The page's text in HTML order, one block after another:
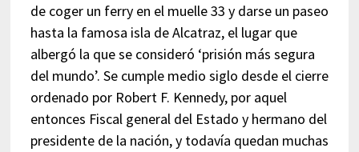
de coger un ferry en el muelle 33 y darse un paseo
hasta la famosa isla de Alcatraz, el lugar que
albergó la que se consideró ‘prisión más segura
del mundo’. Se cumple medio siglo desde el cierre
ordenado por Robert F. Kennedy, por aquel
entonces Fiscal general del Estado y hermano del
presidente de la nación, y todavía quedan muchas